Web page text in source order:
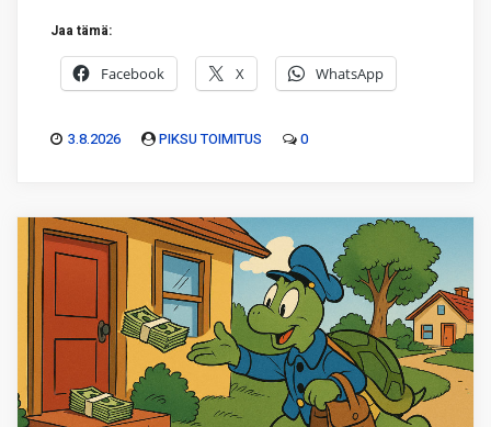
Jaa tämä:
Facebook X WhatsApp
3.8.2026 PIKSU TOIMITUS 0